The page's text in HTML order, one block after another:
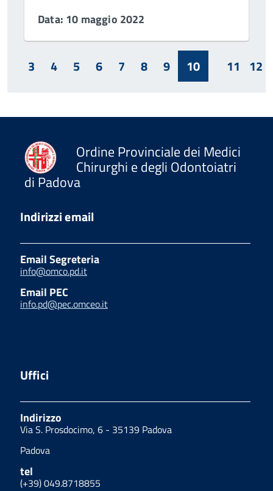
Data: 10 maggio 2022
3 4 5 6 7 8 9 10 11 12
Ordine Provinciale dei Medici
Chirurghi e degli Odontoiatri
di Padova
Indirizzi email
Email Segreteria
info@omco.pd.it
Email PEC
info.pd@pec.omceo.it
Uffici
Indirizzo
Via S. Prosdocimo, 6 - 35139 Padova
Padova
tel
(+39) 049.8718855